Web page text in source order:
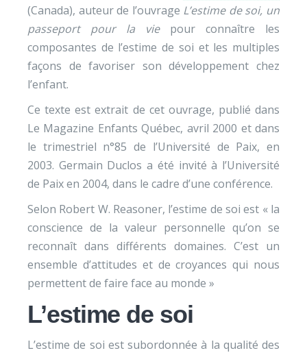
(Canada), auteur de l’ouvrage L’estime de soi, un
passeport pour la viepour connaître les
composantes de l’estime de soi et les multiples
façons de favoriser son développement chez
l’enfant.
Ce texte est extrait de cet ouvrage, publié dans
Le Magazine Enfants Québec, avril 2000 et dans
le trimestriel n°85 de l’Université de Paix, en
2003. Germain Duclos a été invité à l’Université
de Paix en 2004, dans le cadre d’une conférence.
Selon Robert W. Reasoner, l’estime de soi est « la
conscience de la valeur personnelle qu’on se
reconnaît dans différents domaines. C’est un
ensemble d’attitudes et de croyances qui nous
permettent de faire face au monde »
L’estime de soi
L’estime de soi est subordonnée à la qualité des